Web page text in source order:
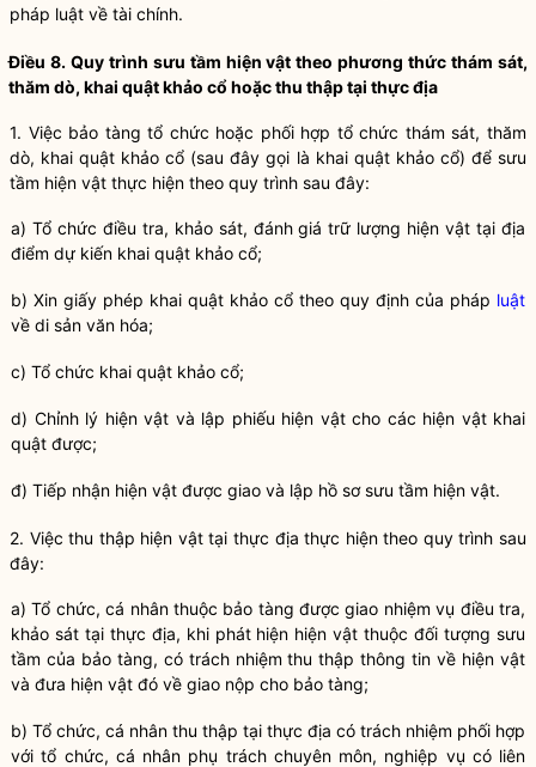
pháp luật về tài chính.
Điều 8. Quy trình sưu tầm hiện vật theo phương thức thám sát,
thăm dò, khai quật khảo cổ hoặc thu thập tại thực địa
1. Việc bảo tàng tổ chức hoặc phối hợp tổ chức thám sát, thăm
dò, khai quật khảo cổ (sau đây gọi là khai quật khảo cổ) để sưu
tầm hiện vật thực hiện theo quy trình sau đây:
a) Tổ chức điều tra, khảo sát, đánh giá trữ lượng hiện vật tại địa
điểm dự kiến khai quật khảo cổ;
b) Xin giấy phép khai quật khảo cổ theo quy định của pháp luật
về di sản văn hóa;
c) Tổ chức khai quật khảo cổ;
d) Chỉnh lý hiện vật và lập phiếu hiện vật cho các hiện vật khai
quật được;
đ) Tiếp nhận hiện vật được giao và lập hồ sơ sưu tầm hiện vật.
2. Việc thu thập hiện vật tại thực địa thực hiện theo quy trình sau
đây:
a) Tổ chức, cá nhân thuộc bảo tàng được giao nhiệm vụ điều tra,
khảo sát tại thực địa, khi phát hiện hiện vật thuộc đối tượng sưu
tầm của bảo tàng, có trách nhiệm thu thập thông tin về hiện vật
và đưa hiện vật đó về giao nộp cho bảo tàng;
b) Tổ chức, cá nhân thu thập tại thực địa có trách nhiệm phối hợp
với tổ chức, cá nhân phụ trách chuyên môn, nghiệp vụ có liên